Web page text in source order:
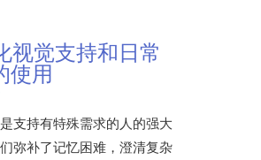
视觉支持和日常
使用
支持有特殊需求的人的强大
弥补了记忆困难，澄清复杂